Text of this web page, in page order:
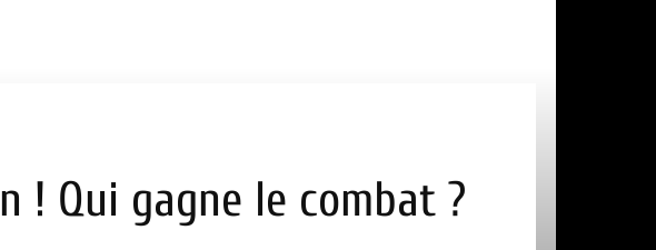
! Qui gagne le combat ?